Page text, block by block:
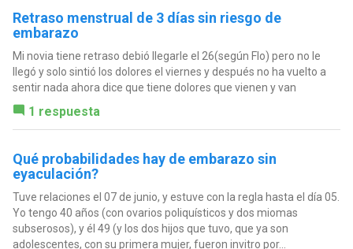
Retraso menstrual de 3 días sin riesgo de
embarazo
Mi novia tiene retraso debió llegarle el 26(según Flo) pero no le
llegó y solo sintió los dolores el viernes y después no ha vuelto a
sentir nada ahora dice que tiene dolores que vienen y van
1 respuesta
Qué probabilidades hay de embarazo sin
eyaculación?
Tuve relaciones el 07 de junio, y estuve con la regla hasta el día 05.
Yo tengo 40 años (con ovarios poliquísticos y dos miomas
subserosos), y él 49 (y los dos hijos que tuvo, que ya son
adolescentes, con su primera mujer, fueron invitro por...